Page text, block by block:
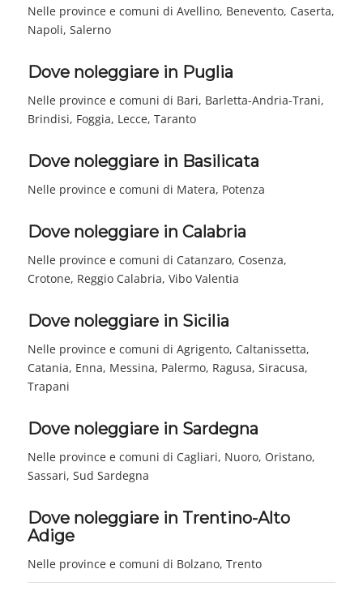
Nelle province e comuni di Avellino, Benevento, Caserta,
Napoli, Salerno
Dove noleggiare in Puglia
Nelle province e comuni di Bari, Barletta-Andria-Trani,
Brindisi, Foggia, Lecce, Taranto
Dove noleggiare in Basilicata
Nelle province e comuni di Matera, Potenza
Dove noleggiare in Calabria
Nelle province e comuni di Catanzaro, Cosenza,
Crotone, Reggio Calabria, Vibo Valentia
Dove noleggiare in Sicilia
Nelle province e comuni di Agrigento, Caltanissetta,
Catania, Enna, Messina, Palermo, Ragusa, Siracusa,
Trapani
Dove noleggiare in Sardegna
Nelle province e comuni di Cagliari, Nuoro, Oristano,
Sassari, Sud Sardegna
Dove noleggiare in Trentino-Alto
Adige
Nelle province e comuni di Bolzano, Trento